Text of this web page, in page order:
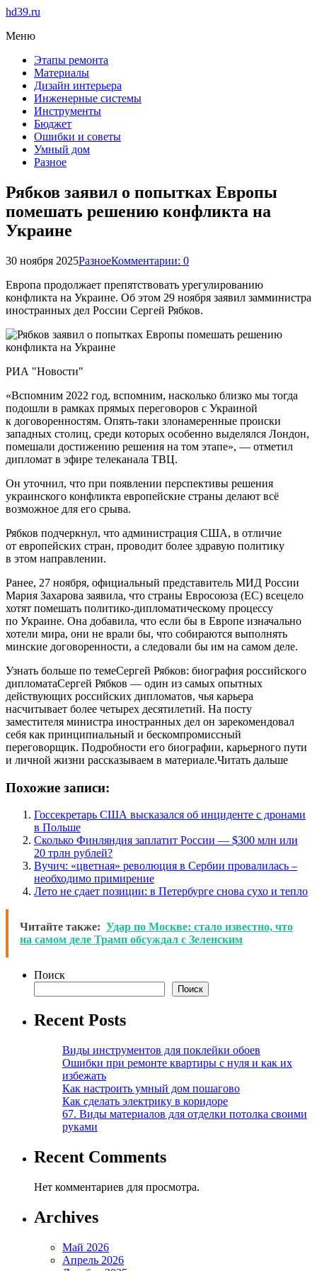
hd39.ru
Меню
Этапы ремонта
Материалы
Дизайн интерьера
Инженерные системы
Инструменты
Бюджет
Ошибки и советы
Умный дом
Разное
Рябков заявил о попытках Европы
помешать решению конфликта на
Украине
30 ноября 2025РазноеКомментарии: 0
Европа продолжает препятствовать урегулированию
конфликта на Украине. Об этом 29 ноября заявил замминистра
иностранных дел России Сергей Рябков.
РИА "Новости"
«Вспомним 2022 год, вспомним, насколько близко мы тогда
подошли в рамках прямых переговоров с Украиной
к договоренностям. Опять-таки злонамеренные происки
западных столиц, среди которых особенно выделялся Лондон,
помешали достижению решения на том этапе», — отметил
дипломат в эфире телеканала ТВЦ.
Он уточнил, что при появлении перспективы решения
украинского конфликта европейские страны делают всё
возможное для его срыва.
Рябков подчеркнул, что администрация США, в отличие
от европейских стран, проводит более здравую политику
в этом направлении.
Ранее, 27 ноября, официальный представитель МИД России
Мария Захарова заявила, что страны Евросоюза (ЕС) всецело
хотят помешать политико-дипломатическому процессу
по Украине. Она добавила, что если бы в Европе изначально
хотели мира, они не врали бы, что собираются выполнять
минские договоренности, а следовали бы им на самом деле.
Узнать больше по темеСергей Рябков: биография российского
дипломатаСергей Рябков — один из самых опытных
действующих российских дипломатов, чья карьера
насчитывает более четырех десятилетий. На посту
заместителя министра иностранных дел он зарекомендовал
себя как принципиальный и бескомпромиссный
переговорщик. Подробности его биографии, карьерного пути
и личной жизни рассказываем в материале.Читать дальше
Похожие записи:
Госсекретарь США высказался об инциденте с дронами
в Польше
Сколько Финляндия заплатит России — $300 млн или
20 трлн рублей?
Вучич: «цветная» революция в Сербии провалилась –
необходимо примирение
Лето не сдает позиции: в Петербурге снова сухо и тепло
Читайте также: Удар по Москве: стало известно, что
на самом деле Трамп обсуждал с Зеленским
Поиск
Поиск
Recent Posts
Виды инструментов для поклейки обоев
Ошибки при ремонте квартиры с нуля и как их
избежать
Как настроить умный дом пошагово
Как сделать электрику в коридоре
67. Виды материалов для отделки потолка своими
руками
Recent Comments
Нет комментариев для просмотра.
Archives
Май 2026
Апрель 2026